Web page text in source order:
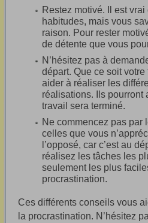
Restez motivé. Il est
habitudes, mais vous
raison. Pour rester
de détente que vous
N’hésitez pas à
départ. Que ce soit
aider à réaliser les
réalisations. Ils pourront
travail sera terminé.
Ne commencez pas par
celles que vous
l’opposé, car c’est au
réalisez les tâches les
seulement les plus
procrastination.
Ces différents conseils vous
la procrastination. N’hésitez